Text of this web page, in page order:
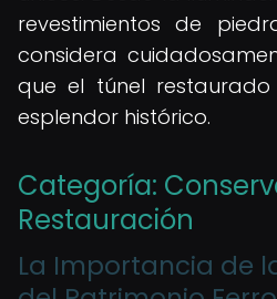
revestimientos de
considera
que el túnel restaurado
esplendor histórico.
Categoría:
Restauración
La Importancia de